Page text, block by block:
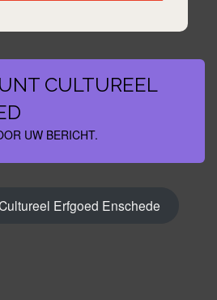
CULTUREEL
UW BERICHT.
Erfgoed Enschede